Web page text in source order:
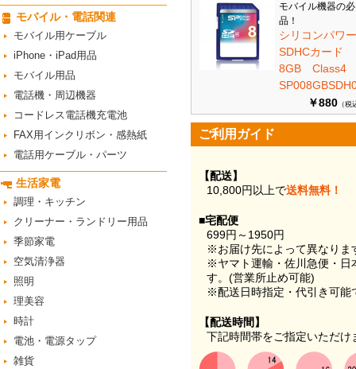
モバイル・電話関連
モバイル用ケーブル
iPhone・iPad用品
モバイル用品
電話機・周辺機器
コードレス電話機充電池
FAX用インクリボン・感熱紙
電話用ケーブル・パーツ
生活家電
調理・キッチン
クリーナー・ランドリー用品
季節家電
空気清浄器
照明
理美容
時計
電池・電源タップ
雑貨
モバイル機器の
品！
シリコンパ
SDHCカード
8GB
￥880 （税
ご利用ガイド
【配送】
10,800円以上で送料無料！
■宅配便
699円～1950円
※お届け先によって異なりま
※ヤマト運輸・佐川急便・日
す。(営業所止め可能)
※配送日時指定・代引き可能
【配送時間】
下記時間帯をご指定いただけ